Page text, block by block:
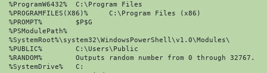
%ProgramW6432%	C:\Program Files
%PROGRAMFILES(X86)%	C:\Program Files (x86)
%PROMPT%	$P$G
%PSModulePath%
%SystemRoot%\system32\WindowsPowerShell\v1.0\Modules\
%PUBLIC%	C:\Users\Public
%RANDOM%	Outputs random number from 0 through 32767.
%SystemDrive%	C: